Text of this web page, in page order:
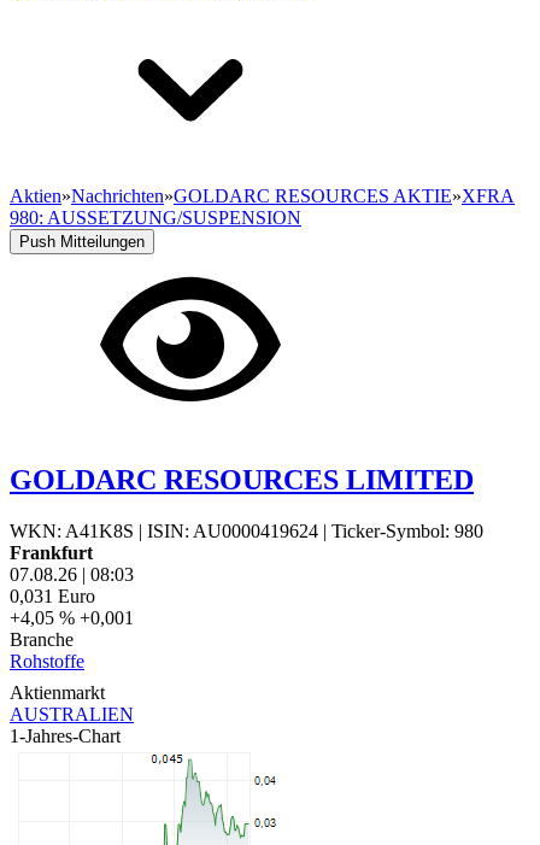
Aktien»Nachrichten»GOLDARC RESOURCES AKTIE»XFRA
980: AUSSETZUNG/SUSPENSION
Push Mitteilungen
GOLDARC RESOURCES LIMITED
WKN: A41K8S | ISIN: AU0000419624 | Ticker-Symbol: 980
Frankfurt
07.08.26 | 08:03
0,031 Euro
+4,05 % +0,001
Branche
Rohstoffe
Aktienmarkt
AUSTRALIEN
1-Jahres-Chart